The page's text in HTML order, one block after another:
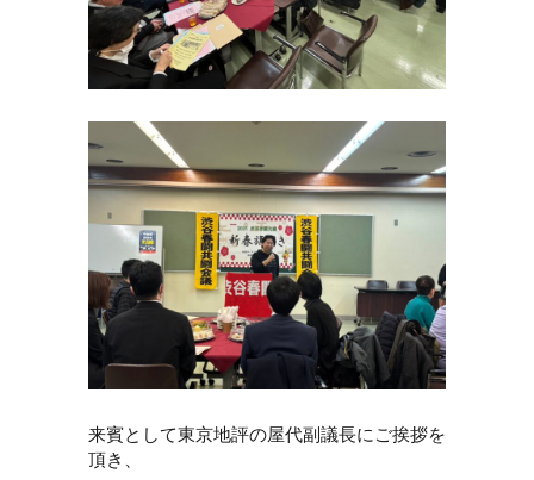
来賓として東京地評の屋代副議長にご挨拶を
頂き、